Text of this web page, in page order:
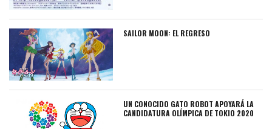
SAILOR MOON: EL REGRESO
UN CONOCIDO GATO ROBOT APOYARÁ LA
CANDIDATURA OLÍMPICA DE TOKIO 2020